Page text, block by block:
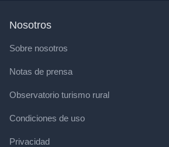
Nosotros
Sobre nosotros
Notas de prensa
Observatorio turismo rural
Condiciones de uso
Privacidad